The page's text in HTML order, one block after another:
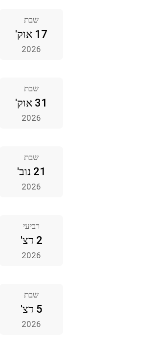
שבת
17 אוק'
2026
שבת
31 אוק'
2026
שבת
21 נוב'
2026
רביעי
2 דצ'
2026
שבת
5 דצ'
2026